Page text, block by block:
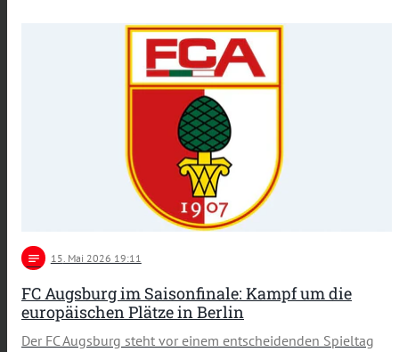
notes 15 . Mai 2026 19:11
FC Augsburg im Saisonfinale: Kampf um die
europäischen Plätze in Berlin
Der FC Augsburg steht vor einem entscheidenden Spieltag